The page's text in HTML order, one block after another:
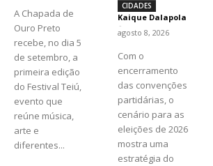
A Chapada de
Ouro Preto
recebe, no dia 5
de setembro, a
primeira edição
do Festival Teiú,
evento que
reúne música,
arte e
diferentes...
CIDADES
Kaique Dalapola
-
agosto 8, 2026
Com o
encerramento
das convenções
partidárias, o
cenário para as
eleições de 2026
mostra uma
estratégia do